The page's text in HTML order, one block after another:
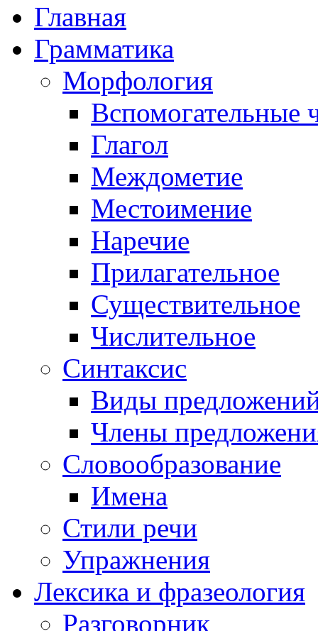
Главная
Грамматика
Морфология
Вспомогательные
Глагол
Междометие
Местоимение
Наречие
Прилагательное
Существительное
Числительное
Синтаксис
Виды
Члены
Словообразование
Имена
Стили речи
Упражнения
Лексика и фразеология
Разговорник